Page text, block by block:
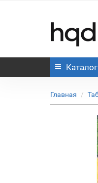
Каталог
Главная